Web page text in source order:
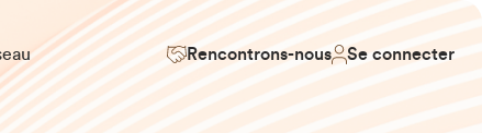
Rencontrons-nous Se connecter